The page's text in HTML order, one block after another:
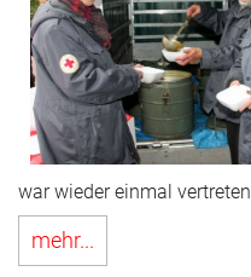
Aktuelles
Kontakt
war wieder einmal vertreten
mehr...